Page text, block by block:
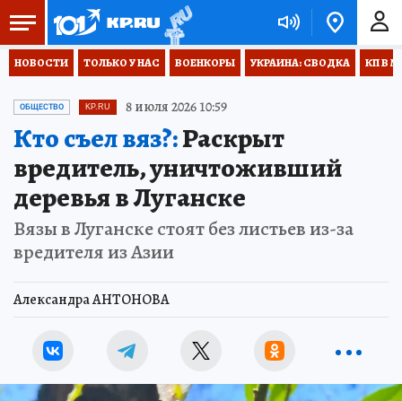
НОВОСТИ ТОЛЬКО У НАС ВОЕНКОРЫ УКРАИНА: СВОДКА КП В
ОБЩЕСТВО KP.RU 8 июля 2026 10:59
Кто съел вяз?:Раскрыт
вредитель, уничтоживший
деревья в Луганске
Вязы в Луганске стоят без листьев из-за
вредителя из Азии
Александра АНТОНОВА